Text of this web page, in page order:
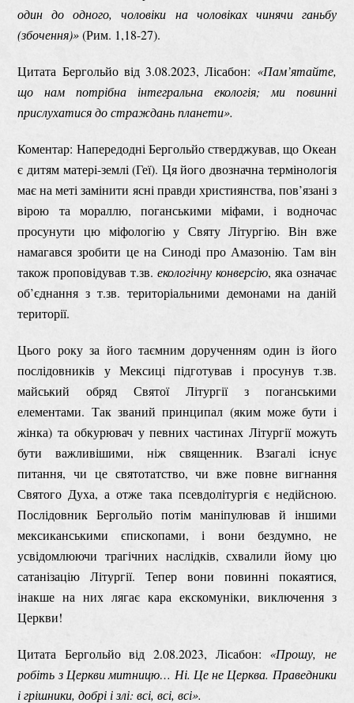
один до одного, чоловіки на чоловіках чинячи ганьбу
(збочення)»(Рим. 1,18-27).
Цитата Бергольйо від 3.08.2023, Лісабон: «Пам’ятайте,
що нам потрібна інтегральна екологія; ми повинні
прислухатися до страждань планети».
Коментар: Напередодні Бергольйо стверджував, що Океан
є дитям матері-землі (Геї). Ця його двозначна термінологія
має на меті замінити ясні правди християнства, пов’язані з
вірою та мораллю, поганськими міфами, і водночас
просунути цю міфологію у Святу Літургію. Він вже
намагався зробити це на Синоді про Амазонію. Там він
також проповідував т.зв. екологічну конверсію, яка означає
об’єднання з т.зв. територіальними демонами на даній
території.
Цього року за його таємним дорученням один із його
послідовників у Мексиці підготував і просунув т.зв.
майський обряд Святої Літургії з поганськими
елементами. Так званий принципал (яким може бути і
жінка) та обкурювач у певних частинах Літургії можуть
бути важливішими, ніж священник. Взагалі існує
питання, чи це святотатство, чи вже повне вигнання
Святого Духа, а отже така псевдолітургія є недійсною.
Послідовник Бергольйо потім маніпулював й іншими
мексиканськими єпископами, і вони бездумно, не
усвідомлюючи трагічних наслідків, схвалили йому цю
сатанізацію Літургії. Тепер вони повинні покаятися,
інакше на них лягає кара екскомуніки, виключення з
Церкви!
Цитата Бергольйо від 2.08.2023, Лісабон: «Прошу, не
робіть з Церкви митницю… Ні. Це не Церква. Праведники
і грішники, добрі і злі: всі, всі, всі».